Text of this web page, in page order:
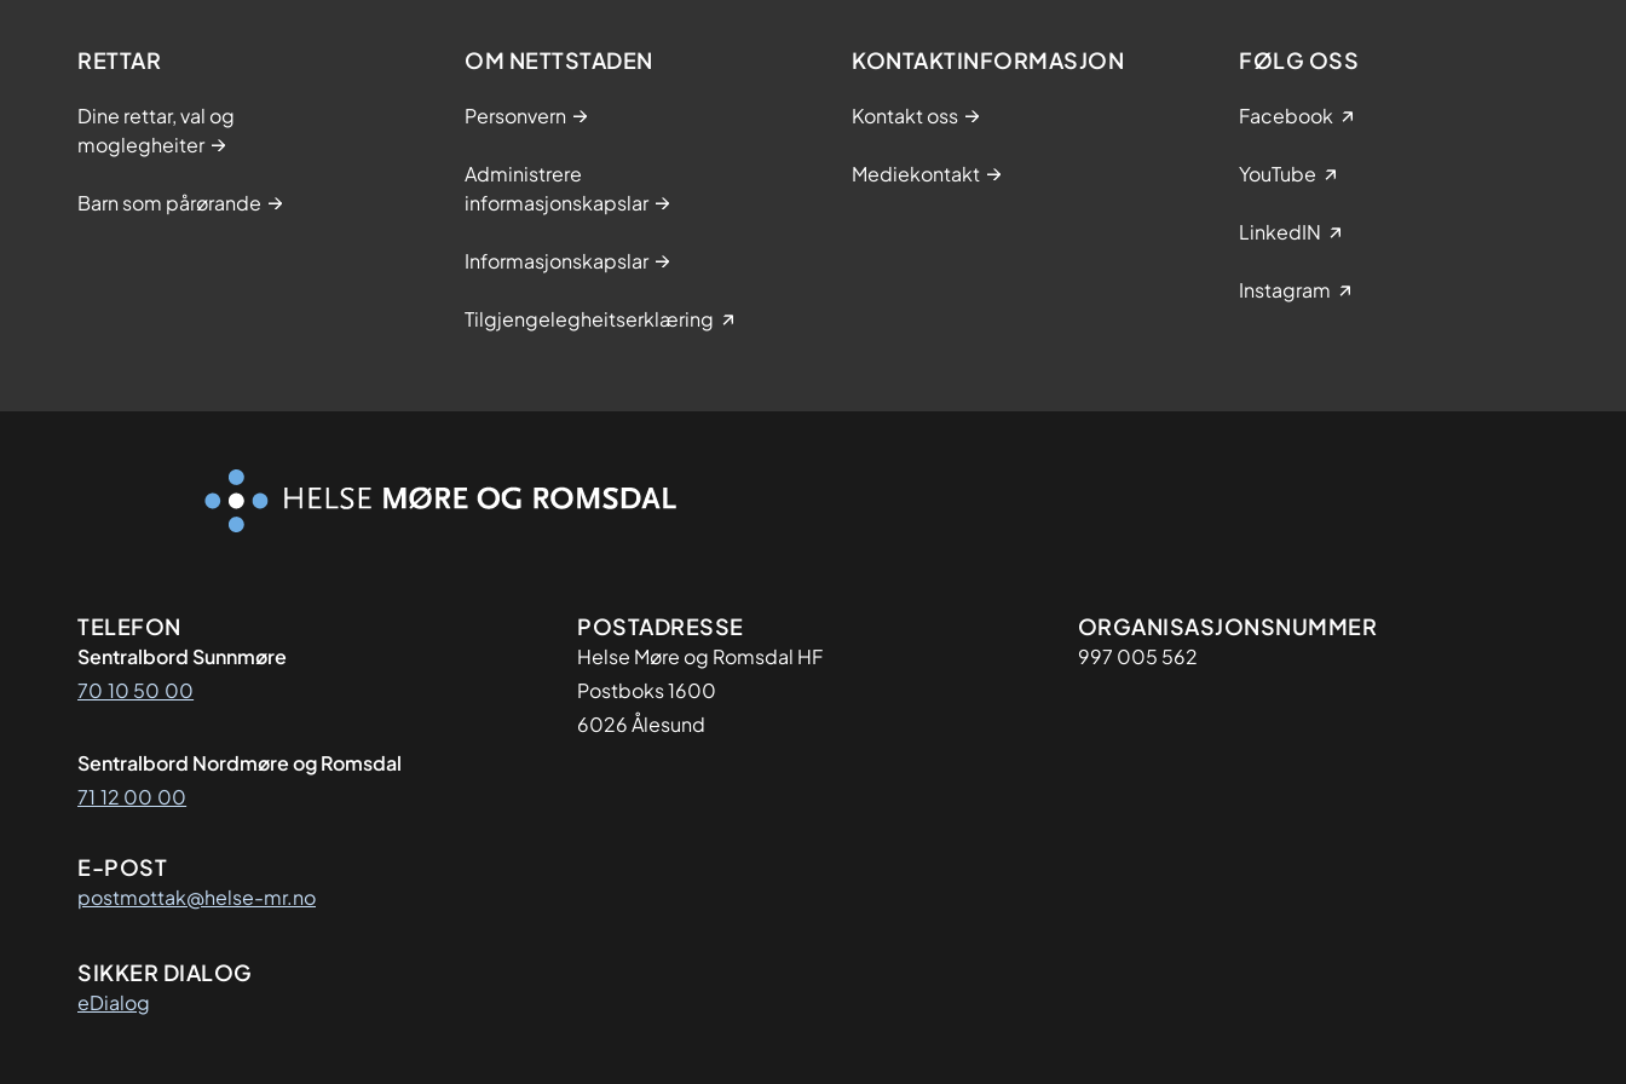
RETTAR
Dine rettar, val og
moglegheiter
Barn som pårørande
OM NETTSTADEN
Personvern
Administrere
informasjonskapslar
Informasjonskapslar
Tilgjengelegheitserklæring
KONTAKTINFORMASJON
Kontakt oss
Mediekontakt
FØLG OSS
Facebook
YouTube
LinkedIN
Instagram
Kontaktinformasjon
TELEFON
Sentralbord Sunnmøre
70 10 50 00
Sentralbord Nordmøre og Romsdal
71 12 00 00
E-POST
postmottak@helse-mr.no
SIKKER DIALOG
eDialog
Adresse
POSTADRESSE
Helse Møre og Romsdal HF
Postboks 1600
6026 Ålesund
Organisasjon
ORGANISASJONSNUMMER
997 005 562